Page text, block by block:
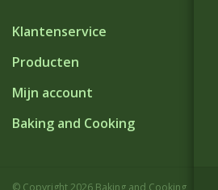
Klantenservice
Producten
Mijn account
Baking and Cooking
© Copyright 2026 Baking and Cooking